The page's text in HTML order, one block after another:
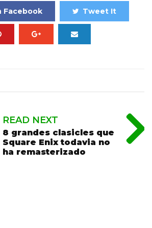
Facebook Tweet It
READ NEXT
8 grandes clasicles que
Square Enix todavia no
ha remasterizado